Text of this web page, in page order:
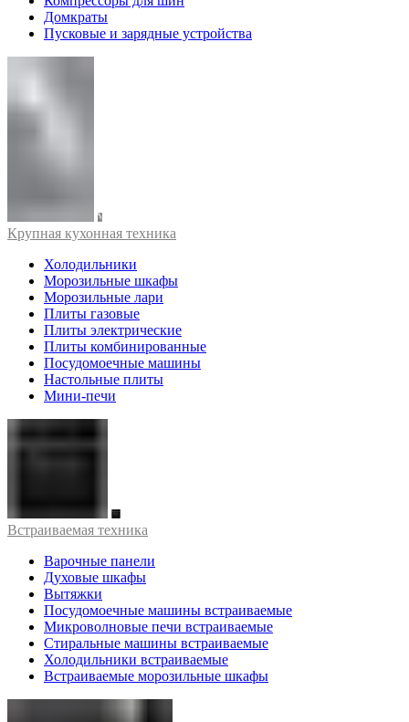
Домкраты
Пусковые и зарядные устройства
Крупная кухонная техника
Холодильники
Морозильные шкафы
Морозильные лари
Плиты газовые
Плиты электрические
Плиты комбинированные
Посудомоечные машины
Настольные плиты
Мини-печи
Встраиваемая техника
Варочные панели
Духовые шкафы
Вытяжки
Посудомоечные машины встраиваемые
Микроволновые печи встраиваемые
Стиральные машины встраиваемые
Холодильники встраиваемые
Встраиваемые морозильные шкафы